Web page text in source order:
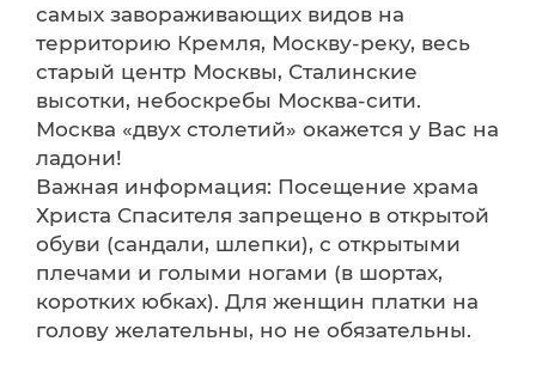
самых завораживающих видов на
территорию Кремля, Москву-реку, весь
старый центр Москвы, Сталинские
высотки, небоскребы Москва-сити.
Москва «двух столетий» окажется у Вас на
ладони!
Важная информация: Посещение храма
Христа Спасителя запрещено в открытой
обуви (сандали, шлепки), с открытыми
плечами и голыми ногами (в шортах,
коротких юбках). Для женщин платки на
голову желательны, но не обязательны.